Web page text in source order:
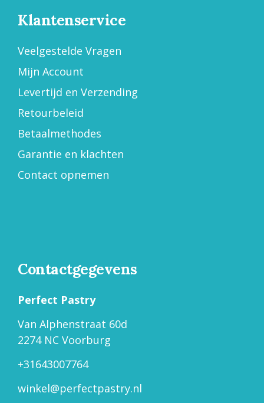
Klantenservice
Veelgestelde Vragen
Mijn Account
Levertijd en Verzending
Retourbeleid
Betaalmethodes
Garantie en klachten
Contact opnemen
Contactgegevens
Perfect Pastry
Van Alphenstraat 60d
2274 NC Voorburg
+31643007764
winkel@perfectpastry.nl